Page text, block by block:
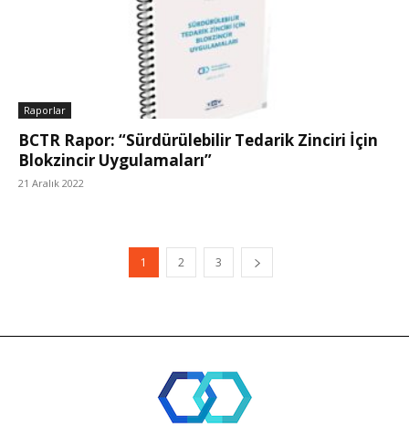
Raporlar
BCTR Rapor: “Sürdürülebilir Tedarik Zinciri İçin
Blokzincir Uygulamaları”
21 Aralık 2022
1 2 3